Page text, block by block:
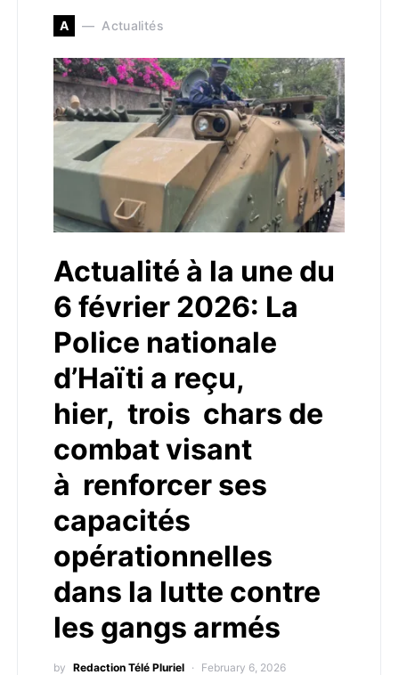
A Actualités
Actualité à la une du
6 février 2026: La
Police nationale
d’Haïti a reçu,
hier, trois chars de
combat visant
à renforcer ses
capacités
opérationnelles
dans la lutte contre
les gangs armés
by Redaction Télé Pluriel February 6, 2026